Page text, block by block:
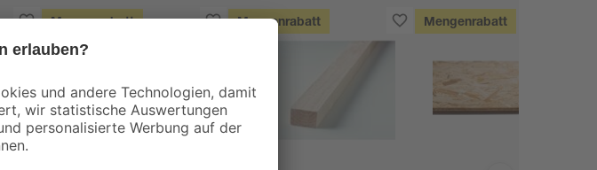
Bestseller
Mengenrabatt Mengenrabatt